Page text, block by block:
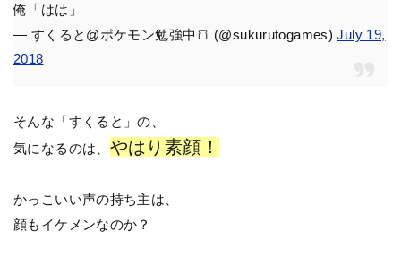
俺「はは」
— すくると@ポケモン勉強中🍞 (@sukurutogames)July 19,
2018
そんな「すくると」の、
気になるのは、 やはり素顔！
かっこいい声の持ち主は、
顔もイケメンなのか？